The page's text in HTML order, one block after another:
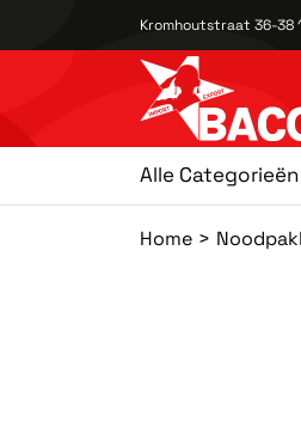
Kromhoutstraat 36-38
Alle Categorieën
Home